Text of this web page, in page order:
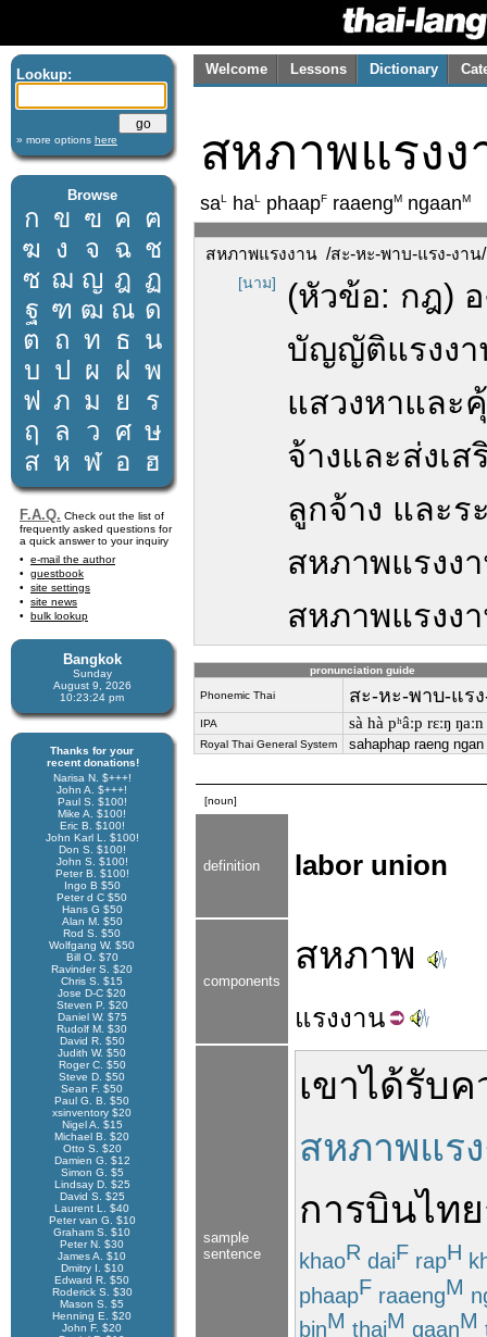
Lookup:
» more options here
Browse
ก ข ฃ ค ฅ
ฆ ง จ ฉ ช
ซ ฌ ญ ฎ ฏ
ฐ ฑ ฒ ณ ด
ต ถ ท ธ น
บ ป ผ ฝ พ
ฟ ภ ม ย
ร
ฤ
ล ว ศ ษ
ส ห ฬ อ ฮ
F.A.Q. Check out the list of
frequently asked questions for
a quick answer to your inquiry
e-mail the author
guestbook
site settings
site news
bulk lookup
Bangkok
Sunday
August 9, 2026
10:23:24 pm
Thanks for your
recent donations!
Narisa N. $+++!
John A. $+++!
Paul S. $100!
Mike A. $100!
Eric B. $100!
John Karl L. $100!
Don S. $100!
John S. $100!
Peter B. $100!
Ingo B $50
Peter d C $50
Hans G $50
Alan M. $50
Rod S. $50
Wolfgang W. $50
Bill O. $70
Ravinder S. $20
Chris S. $15
Jose D-C $20
Steven P. $20
Daniel W. $75
Rudolf M. $30
David R. $50
Judith W. $50
Roger C. $50
Steve D. $50
Sean F. $50
Paul G. B. $50
xsinventory $20
Nigel A. $15
Michael B. $20
Otto S. $20
Damien G. $12
Simon G. $5
Lindsay D. $25
David S. $25
Laurent L. $40
Peter van G. $10
Graham S. $10
Peter N. $30
James A. $10
Dmitry I. $10
Edward R. $50
Roderick S. $30
Mason S. $5
Henning E. $20
John F. $20
Welcome Lessons Dictionary
สหภาพแรงง
saL haL phaapF raaengM ngaanM
สหภาพแรงงาน /สะ-หะ-พาบ-แรง-งาน/
[นาม]
(หัวข้อ: กฎ)
บัญญัติแรงงา
แสวงหาและ
จ้างและส่งเ
ลูกจ้าง และร
สหภาพแรงง
สหภาพแรงง
pronunciation guide
Phonemic Thai สะ-หะ-พาบ-แร
IPA sà hà pʰâːp rɛːŋ ŋaːn
Royal Thai General System sahaphap raeng ngan
[noun]
definition labor union
components
สหภาพ
แรงงาน
sample
sentence
เขาได้รับค
สหภาพแร
การบินไทย
khaoR daiF rapH
phaapF raaengM
binM thaiM gaanM